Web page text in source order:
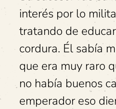
interés por lo
tratando de
cordura. Él sabía
que era muy raro
no había buenos
emperador eso